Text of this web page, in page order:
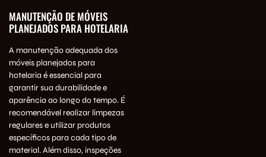
MANUTENÇÃO DE MÓVEIS
PLANEJADOS PARA HOTELARIA
A manutenção adequada dos
móveis planejados para
hotelaria é essencial para
garantir sua durabilidade e
aparência ao longo do tempo. É
recomendável realizar limpezas
regulares e utilizar produtos
específicos para cada tipo de
material. Além disso, inspeções